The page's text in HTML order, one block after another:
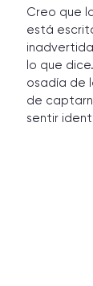
Creo que
está
lo que
osadía de
de
sentir